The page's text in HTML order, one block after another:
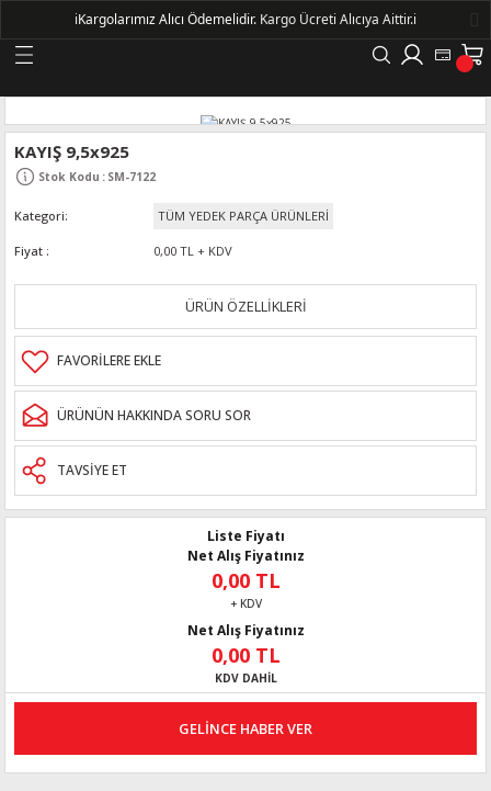
Geri Dön
KASNAKLI ALTERNATÖRLER - 1500
KAYIŞ 9,5x925
Stok Kodu : SM-7122
Kategori TÜM YEDEK PARÇA ÜRÜNLERİ
Fiyat 0,00 TL + KDV
ÜRÜN ÖZELLİKLERİ
ÜRÜNÜN HAKKINDA SORU SOR
TAVSİYE ET
Liste Fiyatı
Net Alış Fiyatınız
0,00 TL
+ KDV
Net Alış Fiyatınız
0,00 TL
KDV DAHİL
GELİNCE HABER VER
ℹ️Kargolarımız Alıcı Ödemelidir. Kargo Ücreti Alıcıya Aittir.ℹ️